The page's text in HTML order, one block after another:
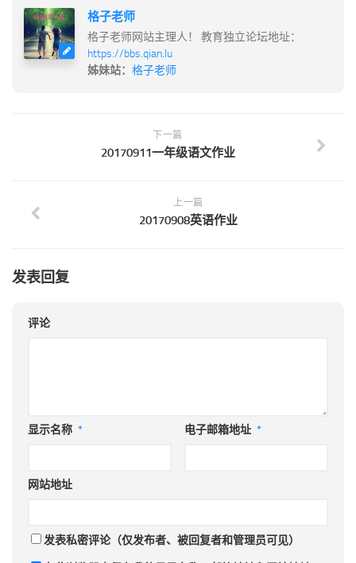
格子老师
格子老师网站主理人！ 教育独立论坛地址：
https://bbs.qian.lu
姊妹站： 格子老师
下一篇
20170911一年级语文作业
上一篇
20170908英语作业
发表回复
评论
显示名称 * 电子邮箱地址 *
网站地址
发表私密评论（仅发布者、被回复者和管理员可见）